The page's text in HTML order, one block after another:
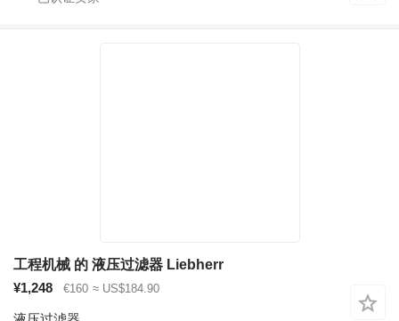
工程机械 的 液压过滤器 Liebherr
¥1,248
€160 ≈ US$184.90